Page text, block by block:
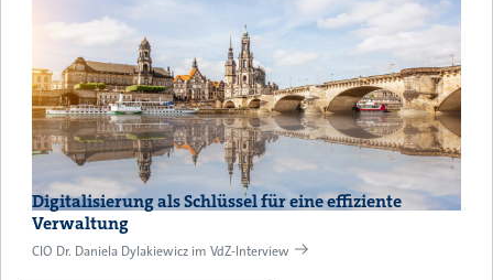
Digitalisierung als Schlüssel für eine effiziente
Verwaltung
CIO Dr. Daniela Dylakiewicz im VdZ-Interview